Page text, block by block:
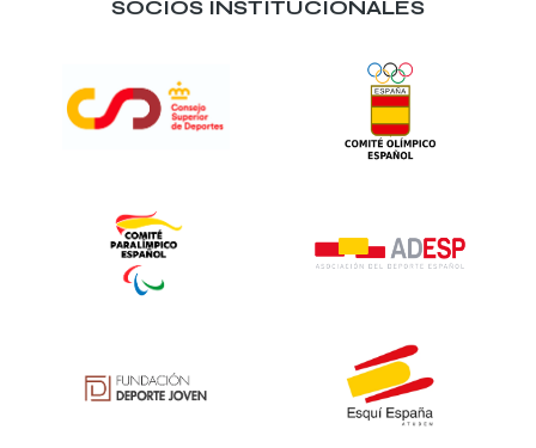
SOCIOS INSTITUCIONALES